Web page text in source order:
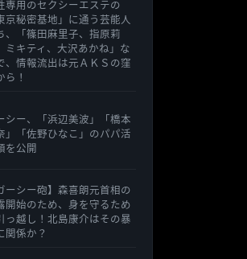
専用のセクシーエステの
京秘密基地」に通う芸能人
、「篠田麻里子、指原莉
ミキティ、大沢あかね」な
、情報流出は元ＡＫＳの窪
ら！
シー、「浜辺美波」「橋本
」「佐野ひなこ」のパパ活
を公開
ーシー砲】森喜朗元首相の
開始のため、身を守るため
っ越し！北島康介はその暴
関係か？